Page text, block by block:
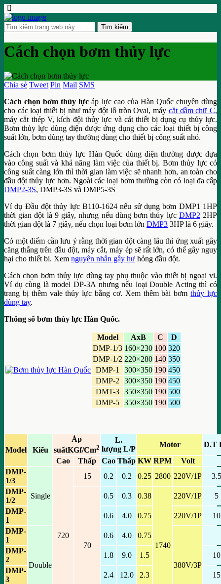
Cách chọn bơm thủy lực
Chia sẻ Tweet Pin Mail SMS
Cách chọn bơm thủy lực áp lực cao của Hàn Quốc chuyên dùng
cho các loại thiết bị như máy đột lỗ tròn Oval, máy cắt dầm chữ C,
máy cắt thép V, kích đội thủy lực và cát thiết bị dụng cụ thủy lực.
Bơm thủy lực dùng điện được ứng dụng cho các loại thiết bị công
suất lớn, bơm dùng tay thường dùng cho thiết bị công suất nhỏ.
Cách chọn bơm thủy lực Hàn Quốc dùng điện thường được dựa
vào công suất và khả năng làm việc của thiết bị. Bơm thủy lực có
công suất càng lớn thì thời gian làm việc sẽ nhanh hơn, an toàn cho
đầu đột thủy lực hơn. Ngoài các loại bơm thường còn có loại đa cấp
DMP2-3S, DMP3-3S và DMP5-3S
Ví dụ Đầu đột thủy lực B110-1624 nếu sử dụng bơm DMP1 1HP
thời gian đột là 9 giây, nhưng nếu dùng bơm thủy lực DMP2 2HP
thời gian đột là 7 giây, nếu chọn loại bơm lớn DMP3 3HP là 6 giây.
Có một điểm cần lưu ý rằng thời gian đột càng lâu thì ứng xuất gây
căng thẳng trên đầu đột, máy cắt, máy ép sẽ rất lớn, có thể gây nguy
hại cho thiết bi. Xem nguyên nhân gây hư hỏng đầu đột.
Cách chọn bơm thủy lực dùng tay phụ thuộc vào thiết bị ngoại vi.
Ví dụ cùng là model DP-3A nhưng nếu loại Double Acting thì có
trang bị thêm vale thủy lực bằng cơ. Xem thêm bài bơmthủy lực
dùng tay.
Thông số bơm thủy lực Hàn Quốc.
Model AxB C
D
DMP-1/3 160×230 100 320
DMP-1/2 220×280 140 350
DMP-1
300×350 190 450
DMP-2
300×350 190 450
DMT-3 350×350 190 500
DMP-5 350×350 190 500
Model Kiểu
Áp
suấtKGf/Cm2
L.
lượng L/P
Motor D.T
Cao
Thấp Cao Thấp KW RPM
Volt
DMP-
1/3
Single
720
15 0.2 0.2 0.25 2800 220V/1P
3.5
DMP-
1/2
70
0.5 0.3 0.38
1740
220V/1P
5
DMP-
1
0.6 4.0 0.75 220V/1P
10
DMP-
1
Double
0.6 4.0 0.75
380V/3P
DMP-
2
1.8 9.0 1.5
10
DMP-
3
2.4 12.0 2.3
15